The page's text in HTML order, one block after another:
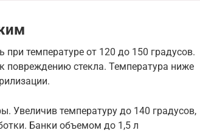
температуре от 120 до 150 градусов.
повреждению стекла. Температура ниже
Увеличив температуру до 140 градусов,
Банки объемом до 1,5 л